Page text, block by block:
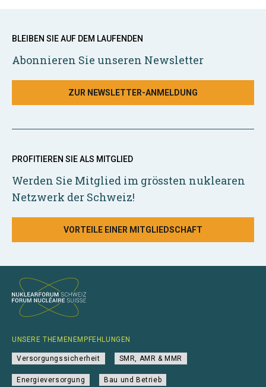
BLEIBEN SIE AUF DEM LAUFENDEN
Abonnieren Sie unseren Newsletter
ZUR NEWSLETTER-ANMELDUNG
PROFITIEREN SIE ALS MITGLIED
Werden Sie Mitglied im grössten nuklearen
Netzwerk der Schweiz!
VORTEILE EINER MITGLIEDSCHAFT
UNSERE THEMENEMPFEHLUNGEN
Versorgungssicherheit SMR, AMR & MMR
Energieversorgung Bau und Betrieb